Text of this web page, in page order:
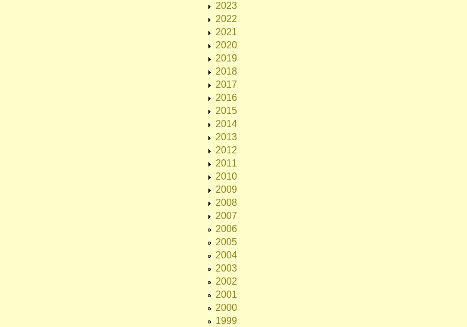
2023
2022
2021
2020
2019
2018
2017
2016
2015
2014
2013
2012
2011
2010
2009
2008
2007
2006
2005
2004
2003
2002
2001
2000
1999